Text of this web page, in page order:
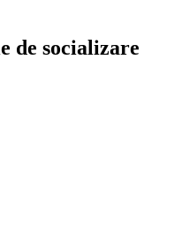
de socializare